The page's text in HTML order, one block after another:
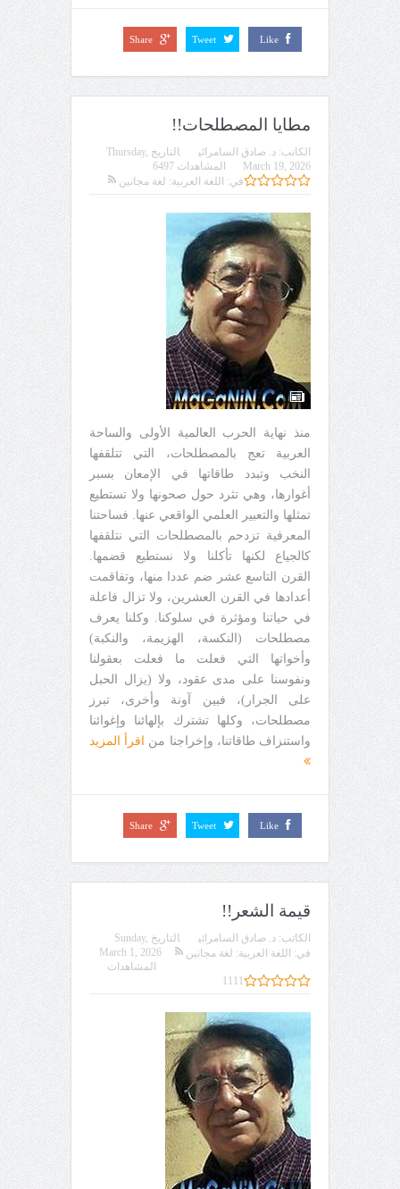
Like
Tweet
Share
مطايا المصطلحات!!
الكاتب: د. صادق السامرائي التاريخ Thursday,
March 19, 2026
في: اللغة العربية: لغة مجانين
المشاهدات 6497
منذ نهاية الحرب العالمية الأولى والساحة
العربية تعج بالمصطلحات، التي تتلقفها
النخب وتبدد طاقاتها في الإمعان بسبر
أغوارها، وهي تثرد حول صحونها ولا تستطيع
تمثلها والتعبير العلمي الواقعي عنها. فساحتنا
المعرفية تزدحم بالمصطلحات التي نتلقفها
كالجياع لكنها تأكلنا ولا نستطيع قضمها.
القرن التاسع عشر ضم عددا منها، وتفاقمت
أعدادها في القرن العشرين، ولا تزال فاعلة
في حياتنا ومؤثرة في سلوكنا. وكلنا يعرف
مصطلحات (النكسة، الهزيمة، والنكبة)
وأخواتها التي فعلت ما فعلت بعقولنا
ونفوسنا على مدى عقود، ولا (يزال الحبل
على الجرار)، فبين آونة وأخرى، تبرز
مصطلحات، وكلها تشترك بإلهائنا وإغوائنا
واستنزاف طاقاتنا، وإخراجنا من
اقرأ المزيد
Like
Tweet
Share
قيمة الشعر!!
الكاتب: د. صادق السامرائي التاريخ Sunday,
March 1, 2026
في: اللغة العربية: لغة مجانين
المشاهدات
1111